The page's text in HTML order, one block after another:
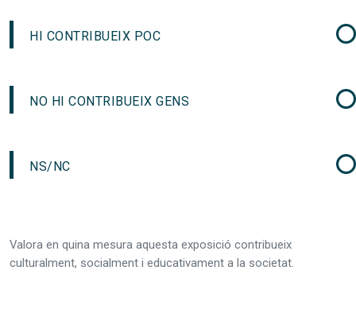
HI CONTRIBUEIX POC
NO HI CONTRIBUEIX GENS
NS/NC
Valora en quina mesura aquesta exposició contribueix
culturalment, socialment i educativament a la societat.